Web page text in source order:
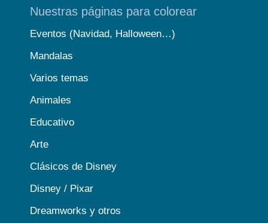
Nuestras páginas para colorear
Eventos (Navidad, Halloween…)
Mandalas
Varios temas
Animales
Educativo
Arte
Clásicos de Disney
Disney / Pixar
Dreamworks y otros